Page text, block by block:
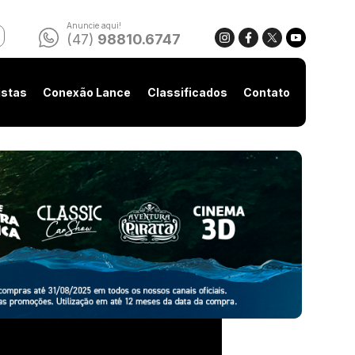
Anuncie aqui!
(47) 98810.6747
Conexão Lance Classificados Contato